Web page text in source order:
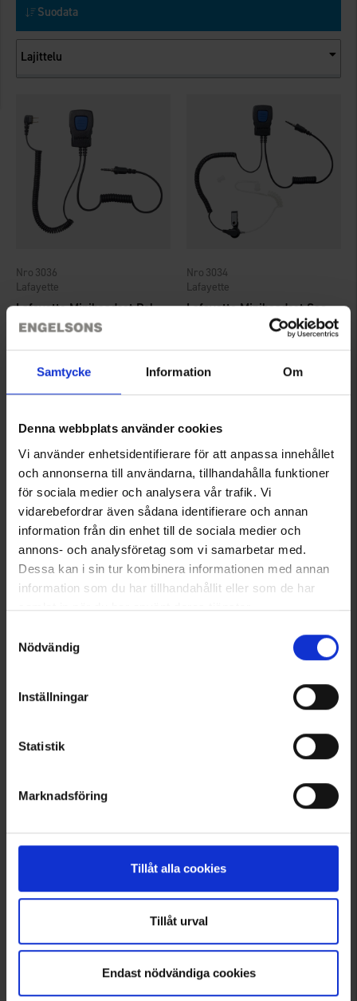
Samtycke Information Om
Denna webbplats använder cookies
Vi använder enhetsidentifierare för att anpassa innehållet
och annonserna till användarna, tillhandahålla funktioner
för sociala medier och analysera vår trafik. Vi
vidarebefordrar även sådana identifierare och annan
information från din enhet till de sociala medier och
annons- och analysföretag som vi samarbetar med.
Dessa kan i sin tur kombinera informationen med annan
information som du har tillhandahållit eller som de har
samlat in när du har använt deras tjänster.
Nödvändig
Inställningar
Statistik
Marknadsföring
Tillåt alla cookies
Tillåt urval
Endast nödvändiga cookies
Suodata
Lajittelu
Lafayette Miniheadset Peltor
Lafayette
3036
55 €
Lafayette Miniheadset Security
Lafayette
3034
Lafayette Korvakuuloke Security
Lafayette
3026
29 €
Lafayette
3028
19,95 €